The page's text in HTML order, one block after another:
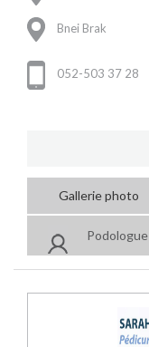
Bnei Brak
052-503 37 28
Gallerie photo
Podologue